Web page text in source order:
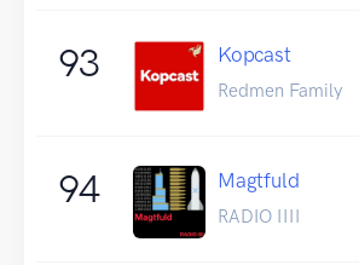
93 Kopcast
Redmen Family
94 Magtfuld
RADIO IIII